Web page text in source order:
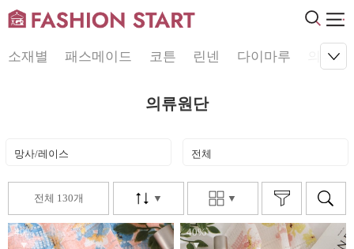
소재별 패스메이드 코튼 린넨 다이마루 의류원
의류원단
망사/레이스 전체
전체 130개 ▼ ▼
40%
▼
40%
▼